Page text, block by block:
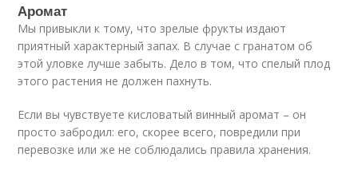
Аромат
Мы привыкли к тому, что зрелые фрукты издают
приятный характерный запах. В случае с гранатом об
этой уловке лучше забыть. Дело в том, что спелый плод
этого растения не должен пахнуть.
Если вы чувствуете кисловатый винный аромат – он
просто забродил: его, скорее всего, повредили при
перевозке или же не соблюдались правила хранения.